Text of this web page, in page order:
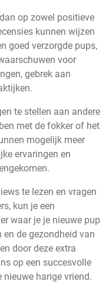
op zowel positieve
kunnen wijzen
goed verzorgde pups,
voor
gebrek aan
te stellen aan andere
met de fokker of het
mogelijk meer
ervaringen en
te lezen en vragen
kun je een
waar je je nieuwe pup
de gezondheid van
door deze extra
op een succesvolle
harige vriend.